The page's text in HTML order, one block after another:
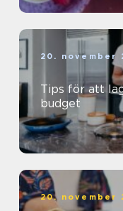
20. november
Tips för att
budget
20. november